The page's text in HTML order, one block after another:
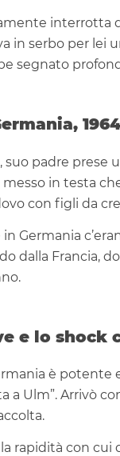
in serbo per lei
segnato
1964
suo padre
in testa
con figli da
Germania
dalla Francia,
e lo shock
è potente
Ulm”. Arrivò
rapidità con cui